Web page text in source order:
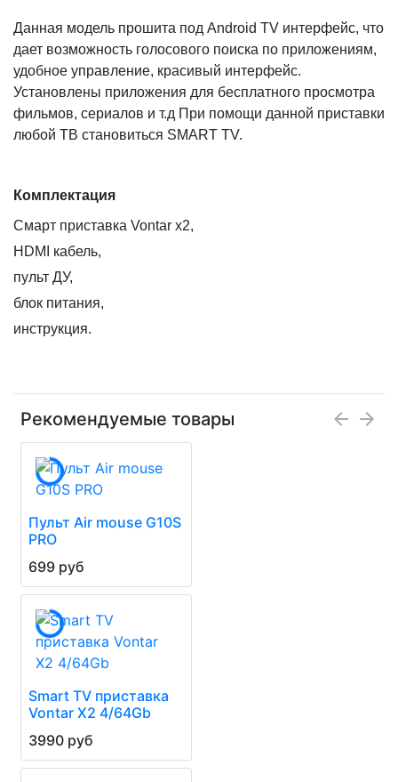
Данная модель прошита под Android TV интерфейс, что
дает возможность голосового поиска по приложениям,
удобное управление, красивый интерфейс.
Установлены приложения для бесплатного просмотра
фильмов, сериалов и т.д При помощи данной приставки
любой ТВ становиться SMART TV.
Комплектация
Смарт приставка Vontar x2,
HDMI кабель,
пульт ДУ,
блок питания,
инструкция.
Рекомендуемые товары
Пульт Air mouse G10S
PRO
699 руб
Smart TV приставка
Vontar X2 4/64Gb
3990 руб